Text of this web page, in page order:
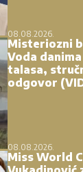
08.08.2026.
Misteriozni
Voda
talasa,
odgovor
08.08.2026.
Miss World